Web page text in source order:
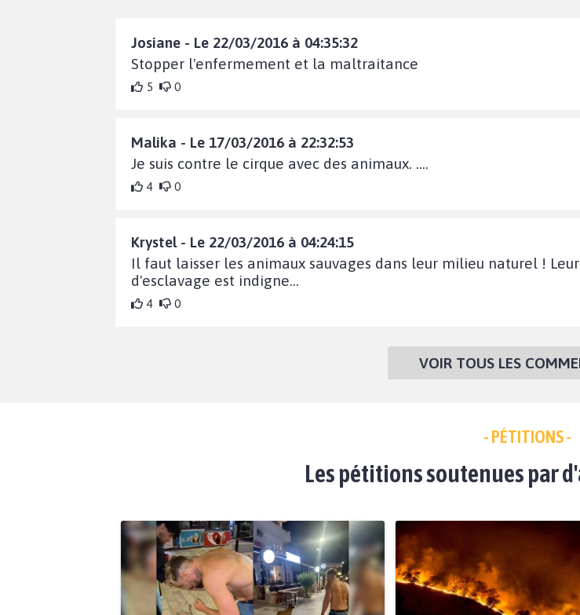
Josiane - Le 22/03/2016 à 04:35:32
Stopper l'enfermement et la maltraitance
5 0
Malika - Le 17/03/2016 à 22:32:53
Je suis contre le cirque avec des animaux. ....
4 0
Krystel - Le 22/03/2016 à 04:24:15
Il faut laisser les animaux sauvages dans leur milieu naturel !
d'esclavage est indigne...
4 0
VOIR TOUS LES
- PÉTITIONS -
Les pétitions soutenues par